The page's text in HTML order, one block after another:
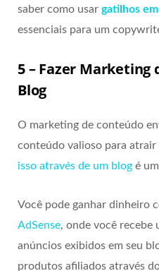
saber como usar gatilhos
essenciais para um
5 – Fazer Marketing
Blog
O marketing de conteúdo
conteúdo valioso para atrair
isso através de um blog é
Você pode ganhar dinheiro
AdSense, onde você recebe
anúncios exibidos em seu
produtos afiliados através